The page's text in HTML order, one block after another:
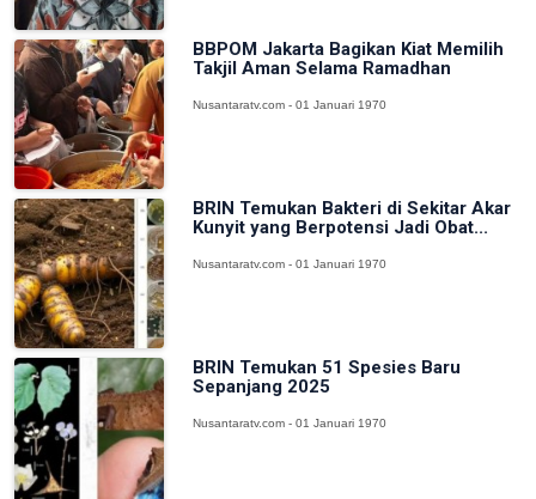
BBPOM Jakarta Bagikan Kiat Memilih
Takjil Aman Selama Ramadhan
Nusantaratv.com - 01 Januari 1970
BRIN Temukan Bakteri di Sekitar Akar
Kunyit yang Berpotensi Jadi Obat...
Nusantaratv.com - 01 Januari 1970
BRIN Temukan 51 Spesies Baru
Sepanjang 2025
Nusantaratv.com - 01 Januari 1970